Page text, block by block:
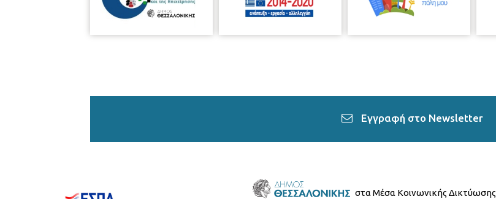
Εγγραφή στο Newsletter
στα Μέσα Κοινωνικής Δικτύωσης